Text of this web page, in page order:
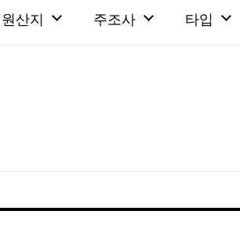
원산지 주조사 타입